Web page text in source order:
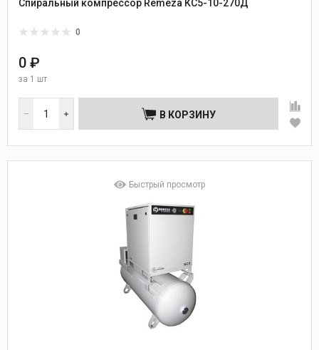
Спиральный компрессор Remeza КС5-10-270Д
0
0 ₽
за 1 шт
В КОРЗИНУ
Быстрый просмотр